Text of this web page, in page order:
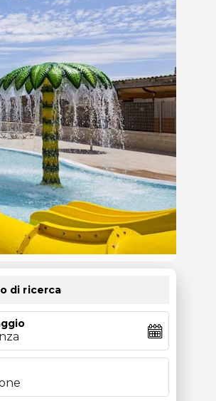
di ricerca